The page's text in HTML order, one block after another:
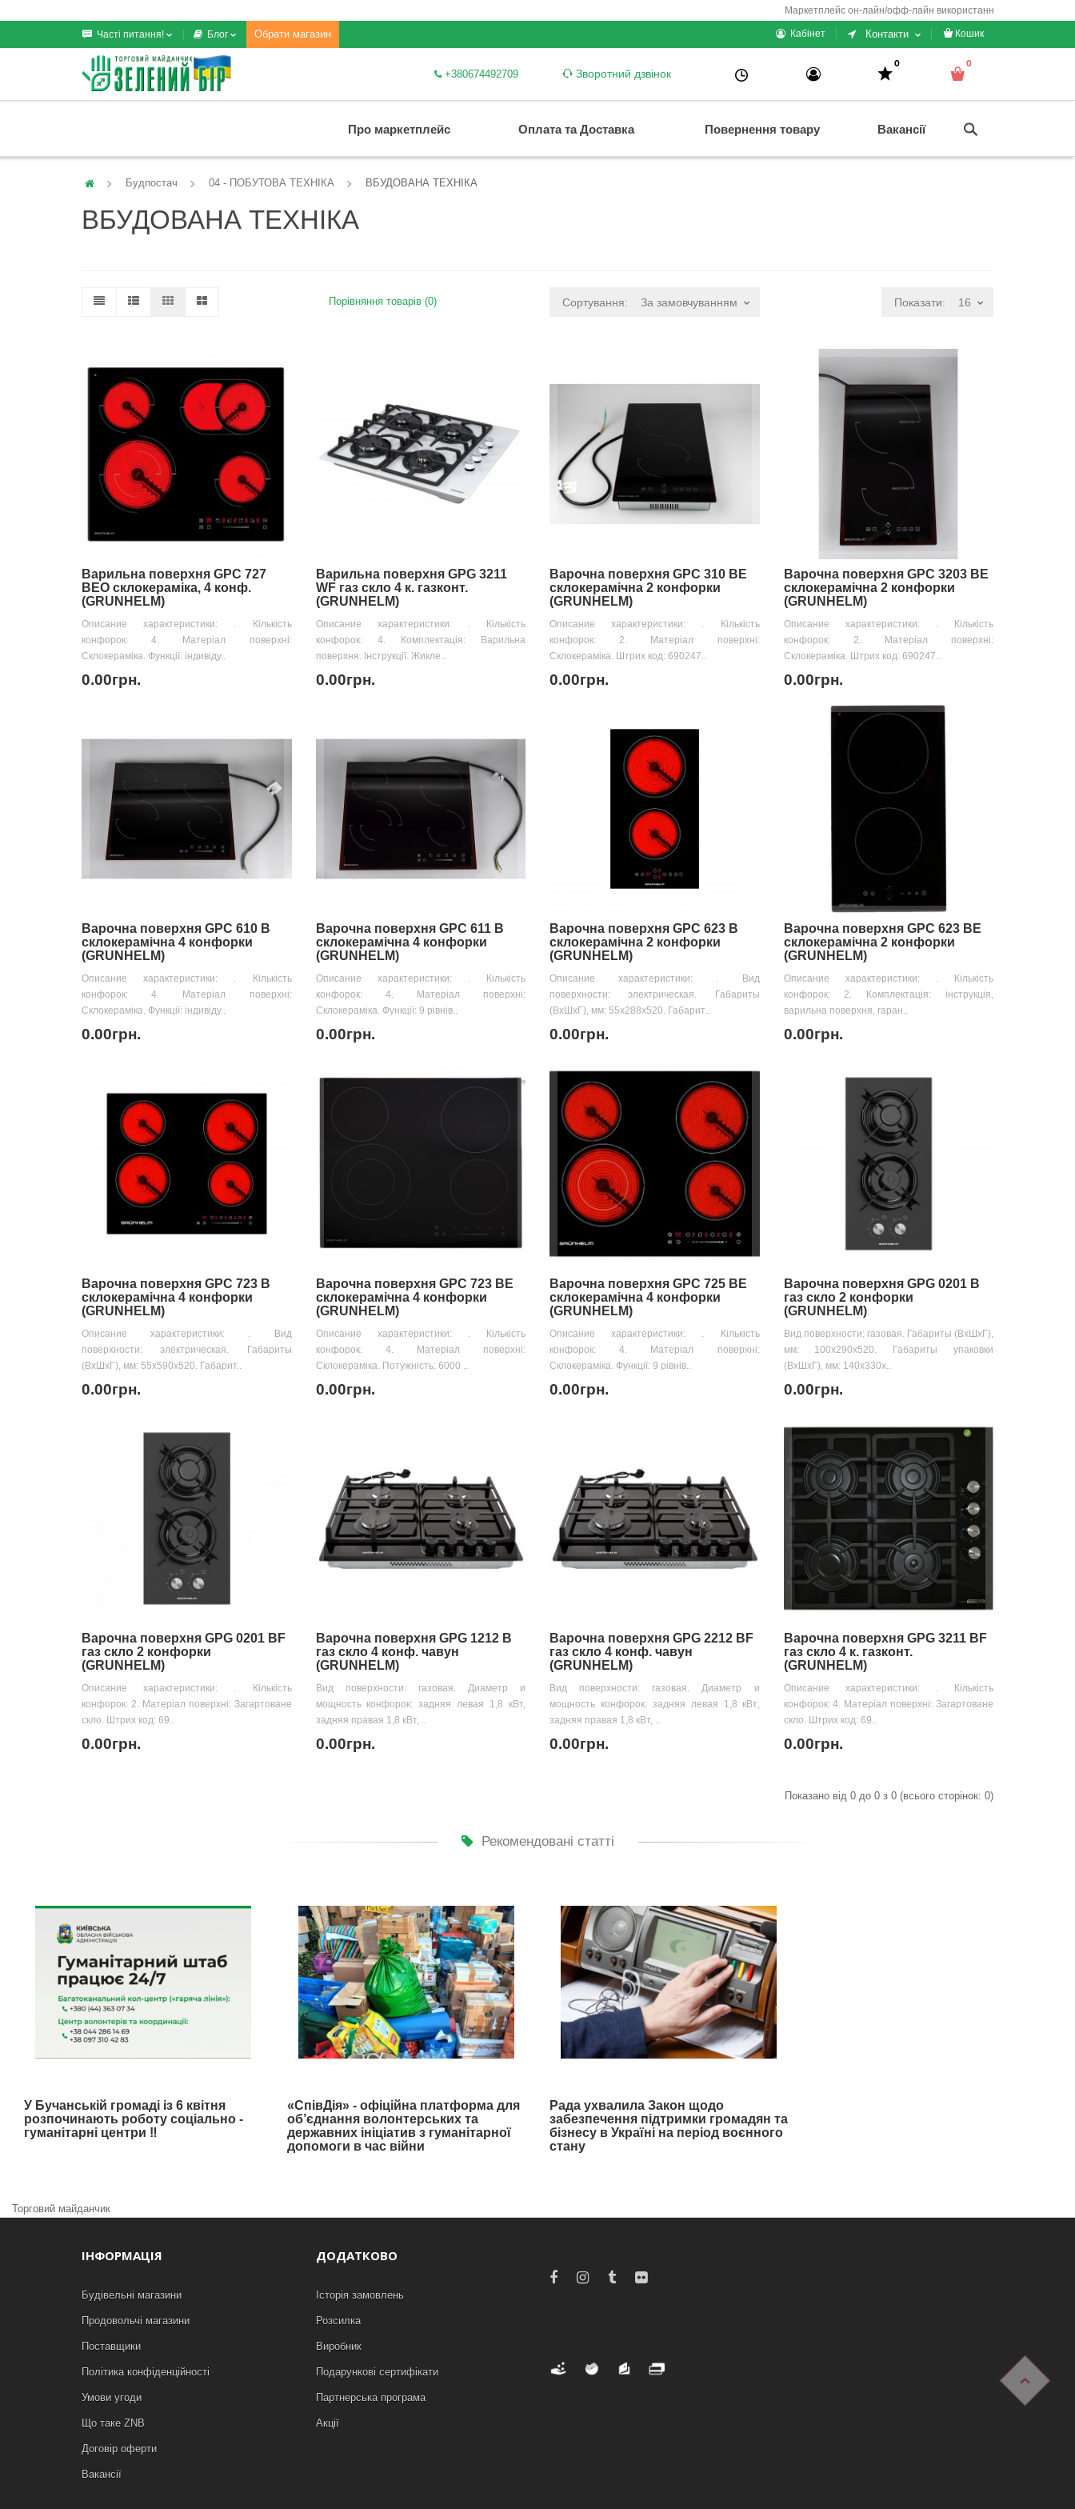
Маркетплейс он-лайн/офф-лайн використання + електронні каси/чеки/
Часті питання! Блог Обрати магазин Кабінет Контакти Кошик
Зворотний дзвінок
+380674492709
0 0
Про маркетплейс Оплата та Доставка Повернення товару Вакансії
Будпостач 04 - ПОБУТОВА ТЕХНІКА ВБУДОВАНА ТЕХНІКА
ВБУДОВАНА ТЕХНІКА
Порівняння товарів (0) Сортування: За замовчуванням Показати: 16
Варильна поверхня GPC 727
BEO склокераміка, 4 конф.
(GRUNHELM)
Описание характеристики: . Кількість
конфорок: 4. Матеріал поверхні:
Склокераміка. Функції: індивіду..
0.00грн.
Варильна поверхня GPG 3211
WF газ скло 4 к. газконт.
(GRUNHELM)
Описание характеристики: . Кількість
конфорок: 4. Комплектація: Варильна
поверхня. Інструкції. Жикле..
0.00грн.
Варочна поверхня GPC 310 BE
склокерамічна 2 конфорки
(GRUNHELM)
Описание характеристики: . Кількість
конфорок: 2. Матеріал поверхні:
Склокераміка. Штрих код: 690247..
0.00грн.
Варочна поверхня GPC 3203 BE
склокерамічна 2 конфорки
(GRUNHELM)
Описание характеристики: . Кількість
конфорок: 2. Матеріал поверхні:
Склокераміка. Штрих код: 690247..
0.00грн.
Варочна поверхня GPC 610 B
склокерамічна 4 конфорки
(GRUNHELM)
Описание характеристики: . Кількість
конфорок: 4. Матеріал поверхні:
Склокераміка. Функції: індивіду..
0.00грн.
Варочна поверхня GPC 611 B
склокерамічна 4 конфорки
(GRUNHELM)
Описание характеристики: . Кількість
конфорок: 4. Матеріал поверхні:
Склокераміка. Функції: 9 рівнів..
0.00грн.
Варочна поверхня GPC 623 B
склокерамічна 2 конфорки
(GRUNHELM)
Описание характеристики: . Вид
поверхности: электрическая. Габариты
(ВхШхГ), мм: 55х288х520. Габарит..
0.00грн.
Варочна поверхня GPC 623 BE
склокерамічна 2 конфорки
(GRUNHELM)
Описание характеристики: . Кількість
конфорок: 2. Комплектація: інструкція,
варильна поверхня, гаран..
0.00грн.
Варочна поверхня GPC 723 B
склокерамічна 4 конфорки
(GRUNHELM)
Описание характеристики: . Вид
поверхности: электрическая. Габариты
(ВхШхГ), мм: 55х590х520. Габарит..
0.00грн.
Варочна поверхня GPC 723 BE
склокерамічна 4 конфорки
(GRUNHELM)
Описание характеристики: . Кількість
конфорок: 4. Матеріал поверхні:
Склокераміка. Потужність: 6000 ..
0.00грн.
Варочна поверхня GPC 725 BE
склокерамічна 4 конфорки
(GRUNHELM)
Описание характеристики: . Кількість
конфорок: 4. Матеріал поверхні:
Склокераміка. Функції: 9 рівнів..
0.00грн.
Варочна поверхня GPG 0201 B
газ скло 2 конфорки
(GRUNHELM)
Вид поверхности: газовая. Габариты (ВхШхГ),
мм: 100х290х520. Габариты упаковки
(ВхШхГ), мм: 140х330х..
0.00грн.
Варочна поверхня GPG 0201 BF
газ скло 2 конфорки
(GRUNHELM)
Описание характеристики: . Кількість
конфорок: 2. Матеріал поверхні: Загартоване
скло. Штрих код: 69..
0.00грн.
Варочна поверхня GPG 1212 B
газ скло 4 конф. чавун
(GRUNHELM)
Вид поверхности: газовая. Диаметр и
мощность конфорок: задняя левая 1,8 кВт,
задняя правая 1,8 кВт, ..
0.00грн.
Варочна поверхня GPG 2212 BF
газ скло 4 конф. чавун
(GRUNHELM)
Вид поверхности: газовая. Диаметр и
мощность конфорок: задняя левая 1,8 кВт,
задняя правая 1,8 кВт, ..
0.00грн.
Варочна поверхня GPG 3211 BF
газ скло 4 к. газконт.
(GRUNHELM)
Описание характеристики: . Кількість
конфорок: 4. Матеріал поверхні: Загартоване
скло. Штрих код: 69..
0.00грн.
Показано від 0 до 0 з 0 (всього сторінок: 0)
Рекомендовані статті
У Бучанській громаді із 6 квітня
розпочинають роботу соціально -
гуманітарні центри ‼️
«СпівДія» - офіційна платформа для
об’єднання волонтерських та
державних ініціатив з гуманітарної
допомоги в час війни
Рада ухвалила Закон щодо
забезпечення підтримки громадян та
бізнесу в Україні на період воєнного
стану
Торговий майданчик
ІНФОРМАЦІЯ
Будівельні магазини
Продовольчі магазини
Поставщики
Політика конфіденційності
Умови угоди
Що таке ZNB
Договір оферти
Вакансії
ДОДАТКОВО
Історія замовлень
Розсилка
Виробник
Подарункові сертифікати
Партнерська програма
Акції